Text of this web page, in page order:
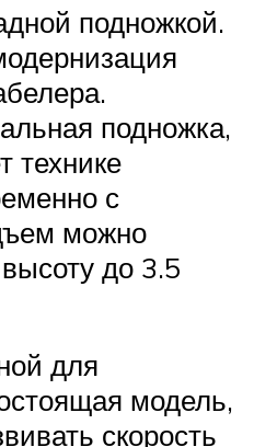
подножкой.
подножка,
технике
с
можно
до 3.5
для
модель,
скорость